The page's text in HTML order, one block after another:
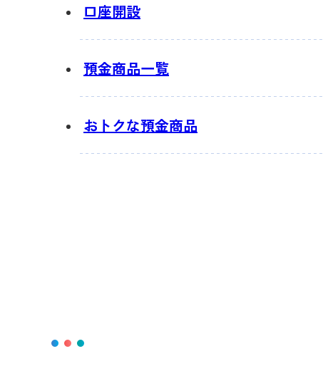
口座開設
預金商品一覧
おトクな預金商品